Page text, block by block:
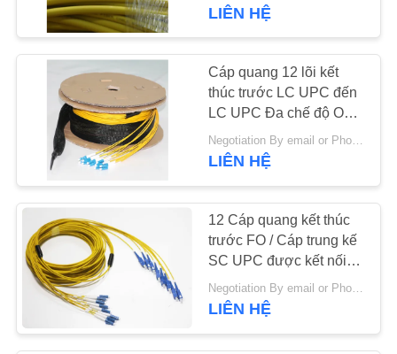
YÊU
VR
SƠ
ĐỒ
TRANG
WEB
LIÊN HỆ
Cáp quang 12 lõi kết
thúc trước LC UPC đến
LC UPC Đa chế độ OM3
Nhiều
Negotiation By email or Phone Call MOQ:Moq nói là 10 cái
LIÊN HỆ
12 Cáp quang kết thúc
trước FO / Cáp trung kế
SC UPC được kết nối
trước nhiều
Negotiation By email or Phone Call MOQ:Moq nói là 10 cái
LIÊN HỆ